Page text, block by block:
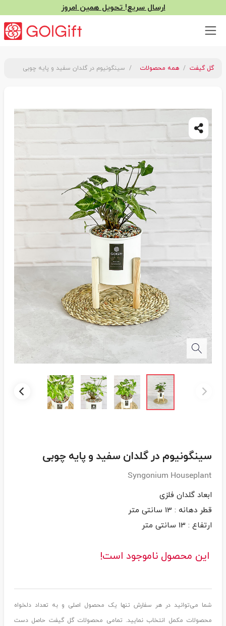
ارسال سریع! تحویل همین امروز
گل گیفت همه محصولات سینگونیوم در گلدان سفید و پایه چوبی
سینگونیوم در گلدان سفید و پایه چوبی
Syngonium Houseplant
ارتفاع : 13 سانتی متر
این محصول ناموجود است!
شما می‌توانید در هر سفارش تنها یک محصول اصلی و به تعداد دلخواه
محصولات مکمل انتخاب نمایید. تمامی محصولات گل گیفت حاصل دست